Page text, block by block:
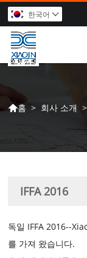
한국어 
홈 > 회사 소개 >
IFFA 2016
독일 IFFA 2016--
를 가져 왔습니다.